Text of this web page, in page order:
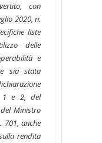
con
2020, n.
liste
delle
e
sia stata
1 e 2, del
Ministro
701, anche
rendita